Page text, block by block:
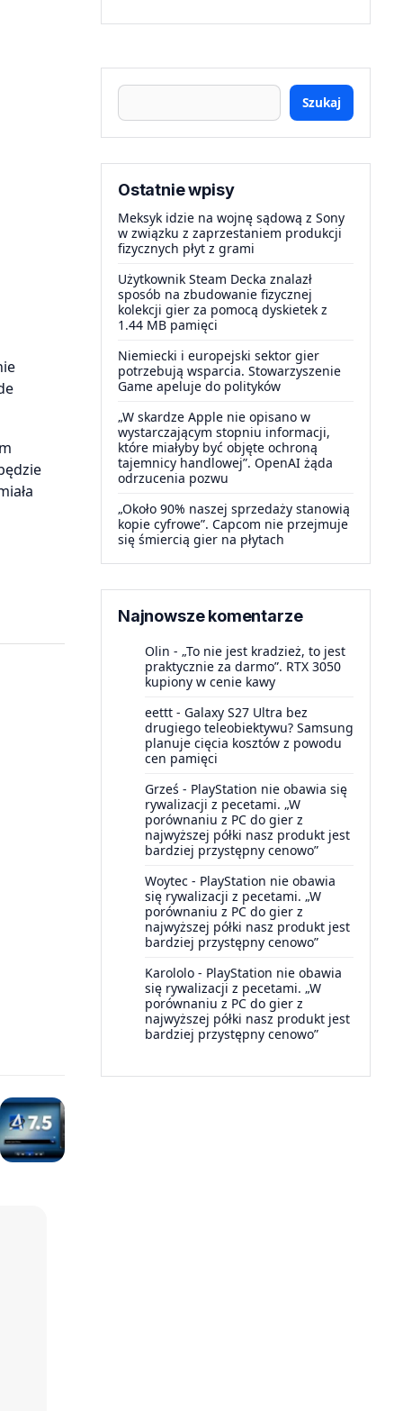
Szukaj
Ostatnie wpisy
Meksyk idzie na wojnę sądową z Sony
w związku z zaprzestaniem produkcji
fizycznych płyt z grami
Użytkownik Steam Decka znalazł
sposób na zbudowanie fizycznej
kolekcji gier za pomocą dyskietek z
1.44 MB pamięci
Niemiecki i europejski sektor gier
potrzebują wsparcia. Stowarzyszenie
Game apeluje do polityków
„W skardze Apple nie opisano w
wystarczającym stopniu informacji,
które miałyby być objęte ochroną
tajemnicy handlowej”. OpenAI żąda
odrzucenia pozwu
„Około 90% naszej sprzedaży stanowią
kopie cyfrowe”. Capcom nie przejmuje
się śmiercią gier na płytach
Najnowsze komentarze
Olin - „To nie jest kradzież, to jest
praktycznie za darmo”. RTX 3050
kupiony w cenie kawy
eettt - Galaxy S27 Ultra bez
drugiego teleobiektywu? Samsung
planuje cięcia kosztów z powodu
cen pamięci
Grześ - PlayStation nie obawia się
rywalizacji z pecetami. „W
porównaniu z PC do gier z
najwyższej półki nasz produkt jest
bardziej przystępny cenowo”
Woytec - PlayStation nie obawia
się rywalizacji z pecetami. „W
porównaniu z PC do gier z
najwyższej półki nasz produkt jest
bardziej przystępny cenowo”
Karololo - PlayStation nie obawia
się rywalizacji z pecetami. „W
porównaniu z PC do gier z
najwyższej półki nasz produkt jest
bardziej przystępny cenowo”